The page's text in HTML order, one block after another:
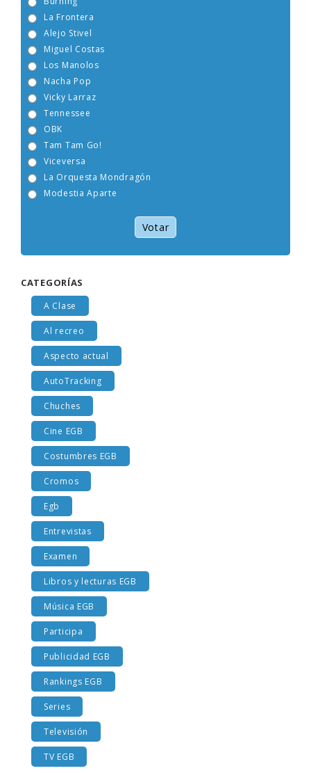
Burning
La Frontera
Alejo Stivel
Miguel Costas
Los Manolos
Nacha Pop
Vicky Larraz
La Orquesta Mondragón
Modestia Aparte
Votar
A Clase
Al recreo
Aspecto actual
AutoTracking
Chuches
Cine EGB
Costumbres EGB
Cromos
Egb
Entrevistas
Examen
Libros y lecturas EGB
Música EGB
Participa
Publicidad EGB
Rankings EGB
Series
Televisión
TV EGB